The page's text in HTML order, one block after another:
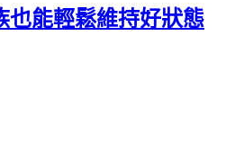
也能輕鬆維持好狀態